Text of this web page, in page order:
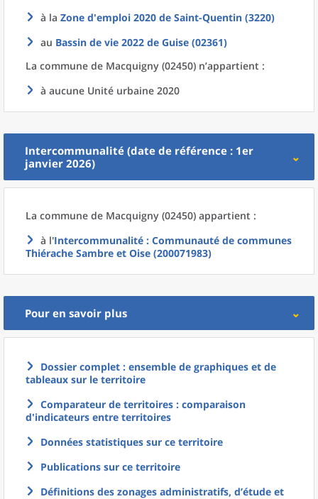
à la Zone d'emploi 2020 de Saint-Quentin (3220)
au Bassin de vie 2022 de Guise (02361)
La commune de Macquigny (02450) n’appartient :
à aucune Unité urbaine 2020
Intercommunalité (date de référence : 1er
janvier 2026)
La commune de Macquigny (02450) appartient :
à l'Intercommunalité : Communauté de communes
Thiérache Sambre et Oise (200071983)
Pour en savoir plus
Dossier complet : ensemble de graphiques et de
tableaux sur le territoire
Comparateur de territoires : comparaison
d'indicateurs entre territoires
Données statistiques sur ce territoire
Publications sur ce territoire
Définitions des zonages administratifs, d’étude et